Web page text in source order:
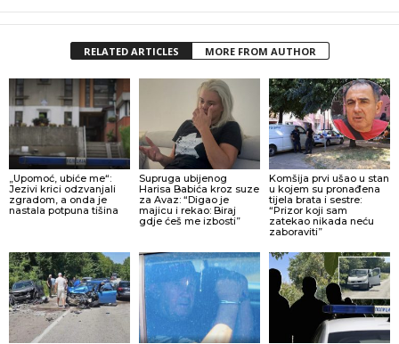
RELATED ARTICLES MORE FROM AUTHOR
„Upomoć, ubiće me“:
Jezivi krici odzvanjali
zgradom, a onda je
nastala potpuna tišina
Supruga ubijenog
Harisa Babića kroz suze
za Avaz: “Digao je
majicu i rekao: Biraj
gdje ćeš me izbosti”
Komšija prvi ušao u stan
u kojem su pronađena
tijela brata i sestre:
“Prizor koji sam
zatekao nikada neću
zaboraviti”